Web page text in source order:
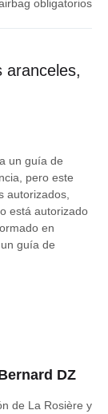
obligatorios
aranceles,
un guía de
pero este
autorizados,
está autorizado
en
guía de
DZ
de La Rosière y